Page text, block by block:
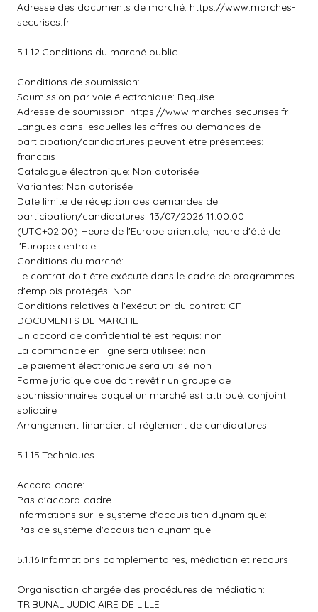
Adresse des documents de marché: https://www.marches-
securises.fr
5.1.12.Conditions du marché public
Conditions de soumission:
Soumission par voie électronique: Requise
Adresse de soumission: https://www.marches-securises.fr
Langues dans lesquelles les offres ou demandes de
participation/candidatures peuvent être présentées:
francais
Catalogue électronique: Non autorisée
Variantes: Non autorisée
Date limite de réception des demandes de
participation/candidatures: 13/07/2026 11:00:00
(UTC+02:00) Heure de l'Europe orientale, heure d'été de
l'Europe centrale
Conditions du marché:
Le contrat doit être exécuté dans le cadre de programmes
d'emplois protégés: Non
Conditions relatives à l'exécution du contrat: CF
DOCUMENTS DE MARCHE
Un accord de confidentialité est requis: non
La commande en ligne sera utilisée: non
Le paiement électronique sera utilisé: non
Forme juridique que doit revêtir un groupe de
soumissionnaires auquel un marché est attribué: conjoint
solidaire
Arrangement financier: cf réglement de candidatures
5.1.15.Techniques
Accord-cadre:
Pas d'accord-cadre
Informations sur le système d'acquisition dynamique:
Pas de système d'acquisition dynamique
5.1.16.Informations complémentaires, médiation et recours
Organisation chargée des procédures de médiation:
TRIBUNAL JUDICIAIRE DE LILLE